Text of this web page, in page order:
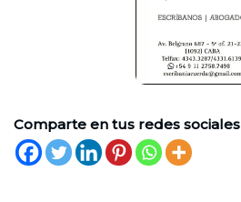
Comparte en tus redes sociales